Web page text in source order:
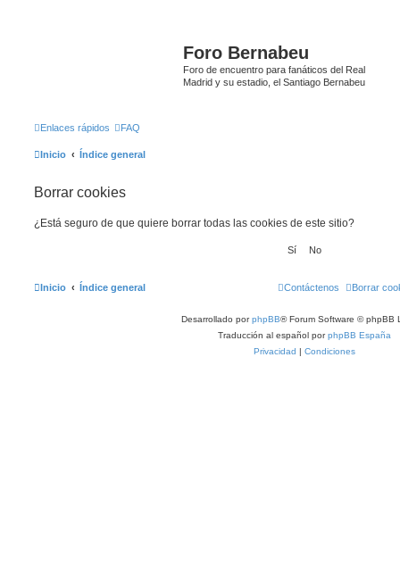
Foro Bernabeu
Foro de encuentro para fanáticos del Real
Madrid y su estadio, el Santiago Bernabeu
Enlaces rápidos FAQ
Inicio Índice general
Borrar cookies
¿Está seguro de que quiere borrar todas las cookies de este sitio?
Inicio Índice general Borrar
Contáctenos
Desarrollado porphpBB® Forum Software © phpBB
Traducción al español porphpBB España
Privacidad | Condiciones